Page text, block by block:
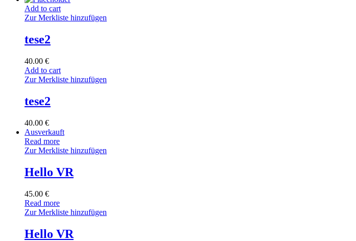
Add to cart
Zur Merkliste hinzufügen
tese2
40.00 €
Add to cart
Zur Merkliste hinzufügen
tese2
40.00 €
Ausverkauft
Read more
Zur Merkliste hinzufügen
Hello VR
45.00 €
Read more
Zur Merkliste hinzufügen
Hello VR